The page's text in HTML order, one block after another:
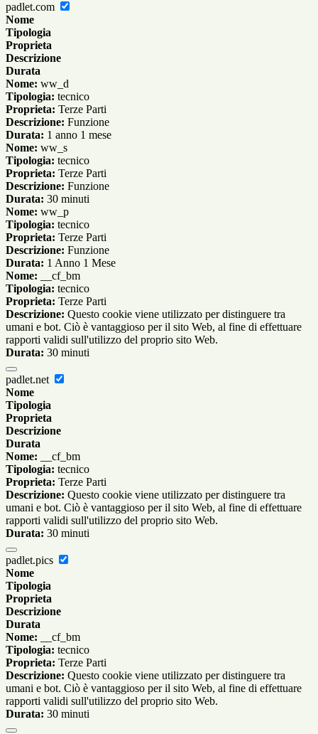
padlet.com
Nome
Tipologia
Proprieta
Descrizione
Durata
Nome: ww_d
Tipologia: tecnico
Proprieta: Terze Parti
Descrizione: Funzione
Durata: 1 anno 1 mese
Nome: ww_s
Tipologia: tecnico
Proprieta: Terze Parti
Descrizione: Funzione
Durata: 30 minuti
Nome: ww_p
Tipologia: tecnico
Proprieta: Terze Parti
Descrizione: Funzione
Durata: 1 Anno 1 Mese
Nome: __cf_bm
Tipologia: tecnico
Proprieta: Terze Parti
Descrizione: Questo cookie viene utilizzato per distinguere tra
umani e bot. Ciò è vantaggioso per il sito Web, al fine di effettuare
rapporti validi sull'utilizzo del proprio sito Web.
Durata: 30 minuti
padlet.net
Nome
Tipologia
Proprieta
Descrizione
Durata
Nome: __cf_bm
Tipologia: tecnico
Proprieta: Terze Parti
Descrizione: Questo cookie viene utilizzato per distinguere tra
umani e bot. Ciò è vantaggioso per il sito Web, al fine di effettuare
rapporti validi sull'utilizzo del proprio sito Web.
Durata: 30 minuti
padlet.pics
Nome
Tipologia
Proprieta
Descrizione
Durata
Nome: __cf_bm
Tipologia: tecnico
Proprieta: Terze Parti
Descrizione: Questo cookie viene utilizzato per distinguere tra
umani e bot. Ciò è vantaggioso per il sito Web, al fine di effettuare
rapporti validi sull'utilizzo del proprio sito Web.
Durata: 30 minuti